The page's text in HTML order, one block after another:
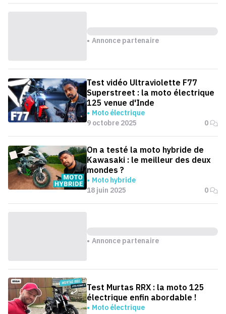
Annonce partenaire
Test vidéo Ultraviolette F77
Superstreet : la moto électrique
125 venue d'Inde
Moto électrique
9 octobre 2025
0
On a testé la moto hybride de
Kawasaki : le meilleur des deux
mondes ?
Moto hybride
18 juin 2025
0
Annonce partenaire
Test Murtas RRX : la moto 125
électrique enfin abordable !
Moto électrique